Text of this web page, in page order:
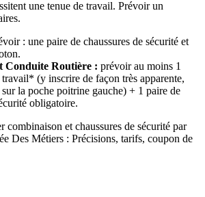
une tenue de travail. Prévoir un
: une paire de chaussures de sécurité et
Conduite Routière : prévoir au moins 1
(y inscrire de façon très apparente,
la poche poitrine gauche) + 1 paire de
obligatoire.
combinaison et chaussures de sécurité par
Des Métiers : Précisions, tarifs, coupon de